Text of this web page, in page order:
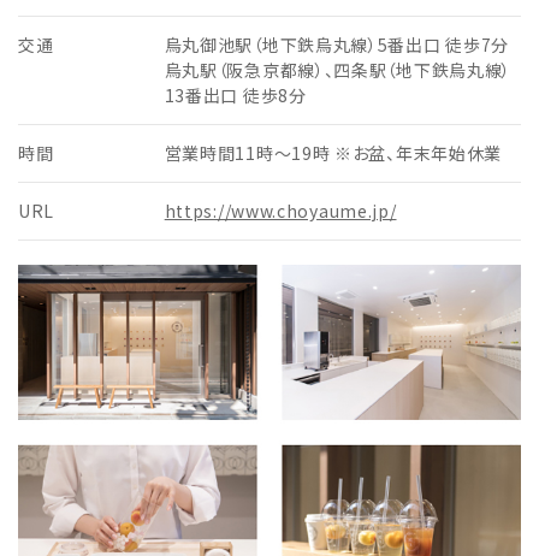
交通
烏丸御池駅（地下鉄烏丸線）5番出口 徒歩7分
烏丸駅（阪急京都線）、四条駅（地下鉄烏丸線）
13番出口 徒歩8分
時間 営業時間11時～19時 ※お盆、年末年始休業
URL https://www.choyaume.jp/